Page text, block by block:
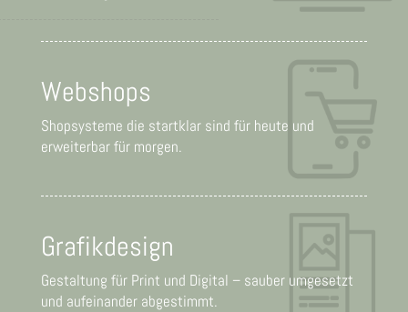
Webshops
Shopsysteme die startklar sind für heute und
erweiterbar für morgen.
Grafikdesign
Gestaltung für Print und Digital – sauber umgesetzt
und aufeinander abgestimmt.